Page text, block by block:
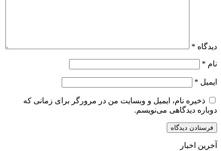
دیدگاه *
نام *
ایمیل *
ذخیره نام، ایمیل و وبسایت من در مرورگر برای زمانی که
دوباره دیدگاهی می‌نویسم.
آخرین اخبار